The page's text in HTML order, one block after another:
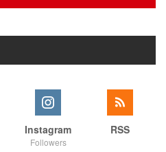
Instagram
Followers
RSS